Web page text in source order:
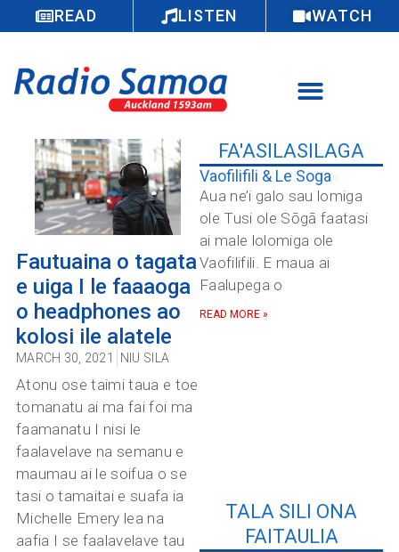
READ LISTEN WATCH
Fautuaina o tagata
e uiga I le faaaoga
o headphones ao
kolosi ile alatele
MARCH 30, 2021 NIU SILA
Atonu ose taimi taua e toe
tomanatu ai ma fai foi ma
faamanatu I nisi le
faalavelave na semanu e
maumau ai le soifua o se
tasi o tamaitai e suafa ia
Michelle Emery lea na
aafia I se faalavelave tau
FA'ASILASILAGA
Vaofilifili & Le Soga
Aua ne’i galo sau lomiga
ole Tusi ole Sōgā faatasi
ai male lolomiga ole
Vaofilifili. E maua ai
Faalupega o
READ MORE »
TALA SILI ONA
FAITAULIA